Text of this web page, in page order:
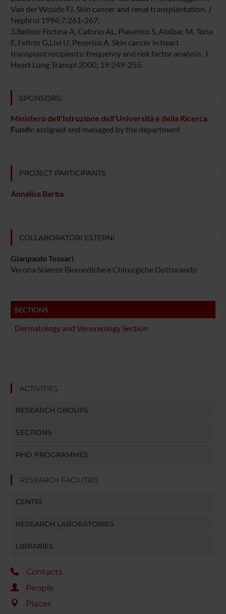
Van der Woude FJ. Skin cancer and renal transplantation. J
Nephrol 1994;7:261-267.
3.Belloni Fortina A, Caforio AL, Piaserico S, Alaibac M, Tona
F, Feltrin G,Livi U, Peserico A. Skin cancer in heart
transplant recipients: frequency and risk factor analysis. J
Heart Lung Transpl 2000; 19:249-255.
SPONSORS:
Ministero dell'Istruzione dell'Università e della Ricerca
Funds: assigned and managed by the department
PROJECT PARTICIPANTS
Annalisa Barba
COLLABORATORI ESTERNI
Gianpaolo Tessari
Verona Scienze Biomediche e Chirurgiche Dottorando
SECTIONS
Dermatology and Venereology Section
ACTIVITIES
RESEARCH GROUPS
SECTIONS
PHD PROGRAMMES
RESEARCH FACILITIES
CENTRI
RESEARCH LABORATORIES
LIBRARIES
Contacts
People
Places